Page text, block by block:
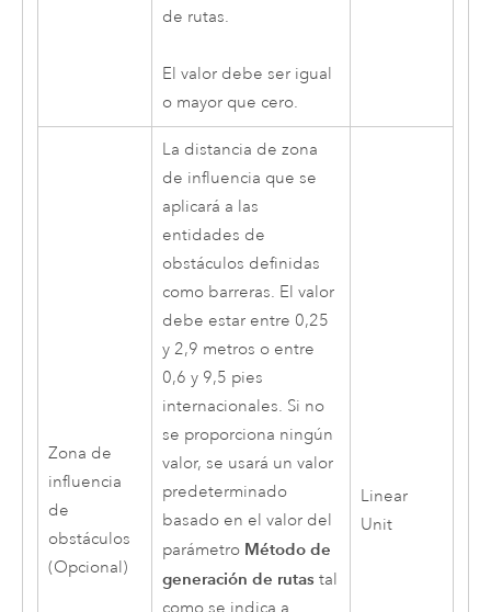
de rutas.
El valor debe ser igual
o mayor que cero.
Zona de
influencia
de
obstáculos
(Opcional)
La distancia de zona
de influencia que se
aplicará a las
entidades de
obstáculos definidas
como barreras. El valor
debe estar entre 0,25
y 2,9 metros o entre
0,6 y 9,5 pies
internacionales. Si no
se proporciona ningún
valor, se usará un valor
predeterminado
basado en el valor del
parámetro Método de
generación de rutas tal
como se indica a
Linear
Unit